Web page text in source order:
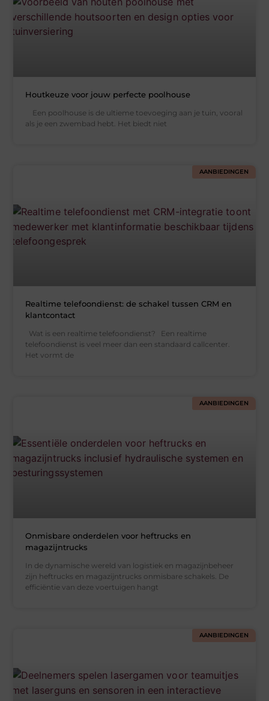
Houtkeuze voor jouw perfecte poolhouse
Een poolhouse is de ultieme toevoeging aan je tuin, vooral
als je een zwembad hebt. Het biedt niet
AANBIEDINGEN
Realtime telefoondienst: de schakel tussen CRM en
klantcontact
Wat is een realtime telefoondienst? Een realtime
telefoondienst is veel meer dan een standaard callcenter.
Het vormt de
AANBIEDINGEN
Onmisbare onderdelen voor heftrucks en
magazijntrucks
In de dynamische wereld van logistiek en magazijnbeheer
zijn heftrucks en magazijntrucks onmisbare schakels. De
efficiëntie van deze voertuigen hangt
AANBIEDINGEN